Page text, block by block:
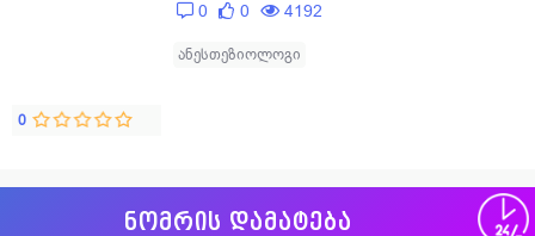
0
0 0 4192
ანესთეზიოლოგი
ნომრის დამატება